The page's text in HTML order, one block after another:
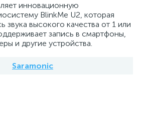
инновационную
BlinkMe U2, которая
звука высокого качества от 1 или
запись в смартфоны,
и другие устройства.
Saramonic